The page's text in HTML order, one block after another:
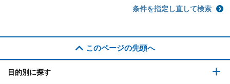
条件を指定し直して検索
このページの先頭へ
目的別に探す